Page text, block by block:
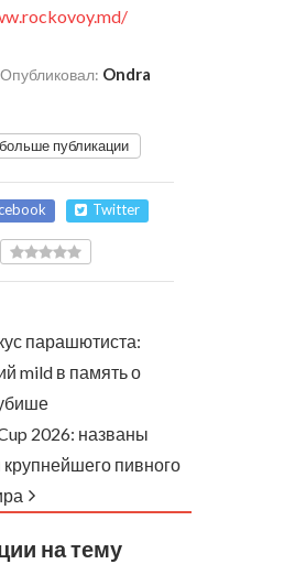
Опубликовал: Ondra
публикации
Twitter
парашютиста:
mild в память о
2026: названы
крупнейшего пивного
на тему